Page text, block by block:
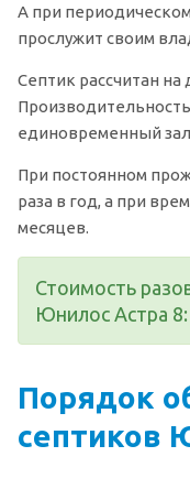
А при
прослужит своим
Септик рассчитан
Производительность
единовременный
При постоянном
раза в год, а при
месяцев.
Стоимость
Юнилос Астра 8:
Порядок
септиков